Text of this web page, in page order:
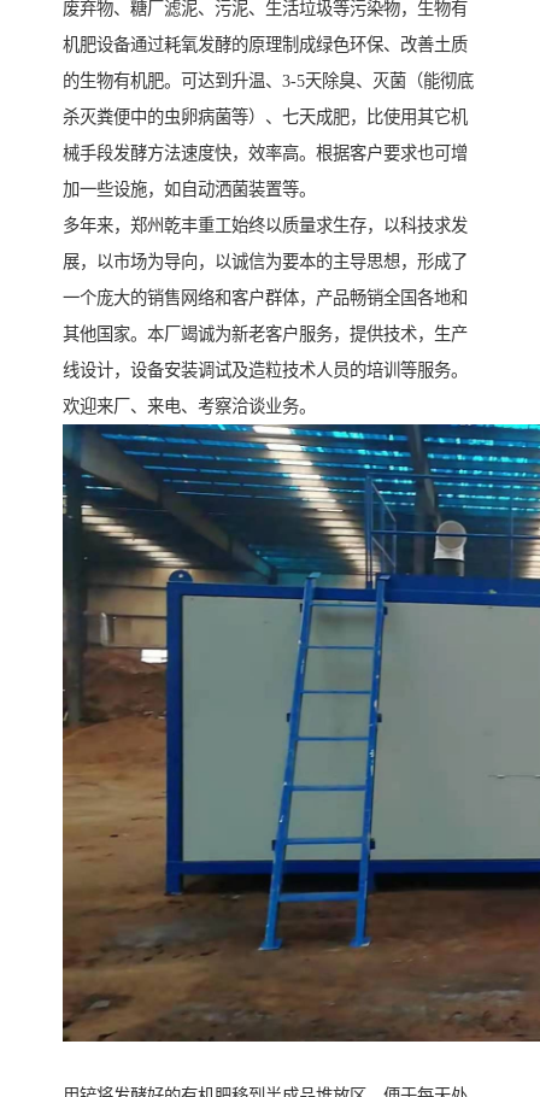
废弃物、糖厂滤泥、污泥、生活垃圾等污染物，生物有
机肥设备通过耗氧发酵的原理制成绿色环保、改善土质
的生物有机肥。可达到升温、3-5天除臭、灭菌（能彻底
杀灭粪便中的虫卵病菌等）、七天成肥，比使用其它机
械手段发酵方法速度快，效率高。根据客户要求也可增
加一些设施，如自动洒菌装置等。
多年来，郑州乾丰重工始终以质量求生存，以科技求发
展，以市场为导向，以诚信为要本的主导思想，形成了
一个庞大的销售网络和客户群体，产品畅销全国各地和
其他国家。本厂竭诚为新老客户服务，提供技术，生产
线设计，设备安装调试及造粒技术人员的培训等服务。
欢迎来厂、来电、考察洽谈业务。